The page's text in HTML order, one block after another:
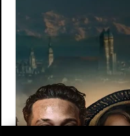
Kinoprogramm